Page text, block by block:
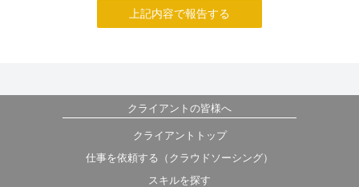
上記内容で報告する
クライアントの皆様へ
クライアントトップ
仕事を依頼する（クラウドソーシング）
スキルを探す